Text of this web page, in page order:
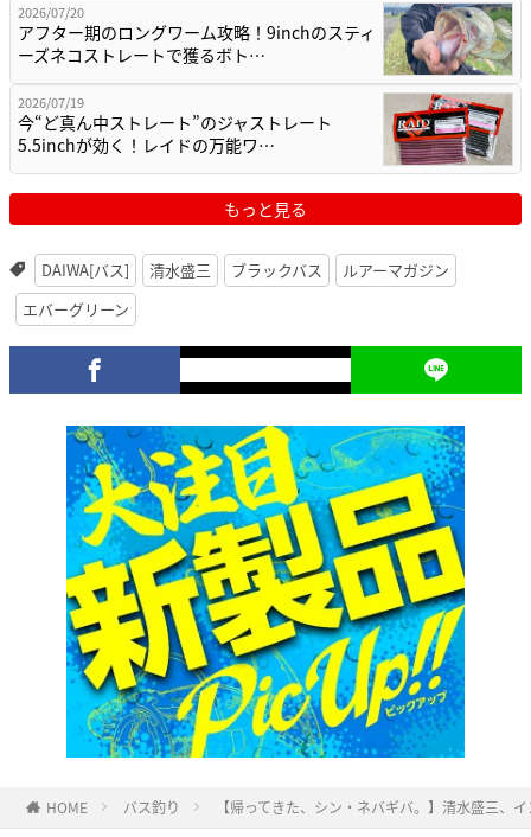
2026/07/20
アフター期のロングワーム攻略！9inchのスティ
ーズネコストレートで獲るボト…
2026/07/19
今“ど真ん中ストレート”のジャストレート
5.5inchが効く！レイドの万能ワ…
もっと見る
DAIWA[バス] 清水盛三 ブラックバス
ルアーマガジン
エバーグリーン
HOME バス釣り 【帰ってきた、シン・ネバギバ。】清水盛三